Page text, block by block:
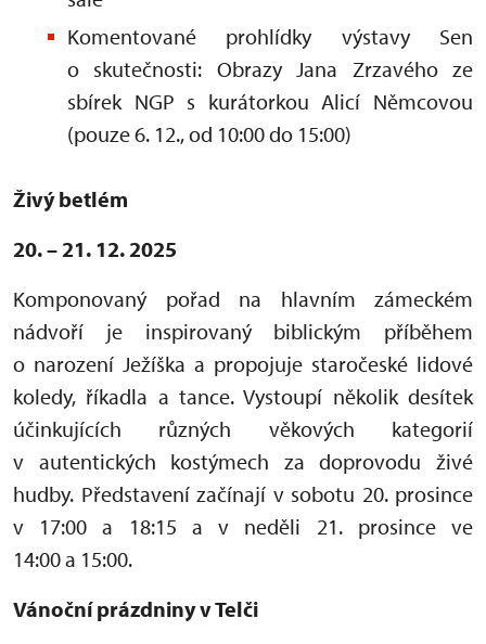
Komentované prohlídky výstavy Sen
o skutečnosti: Obrazy Jana Zrzavého ze
sbírek NGP s kurátorkou Alicí Němcovou
(pouze 6. 12., od 10:00 do 15:00)
Živý betlém
20. – 21. 12. 2025
Komponovaný pořad na hlavním zámeckém
nádvoří je inspirovaný biblickým příběhem
o narození Ježíška a propojuje staročeské lidové
koledy, říkadla a tance. Vystoupí několik desítek
účinkujících různých věkových kategorií
v autentických kostýmech za doprovodu živé
hudby. Představení začínají v sobotu 20. prosince
v 17:00 a 18:15 a v neděli 21. prosince ve
14:00 a 15:00.
Vánoční prázdniny v Telči